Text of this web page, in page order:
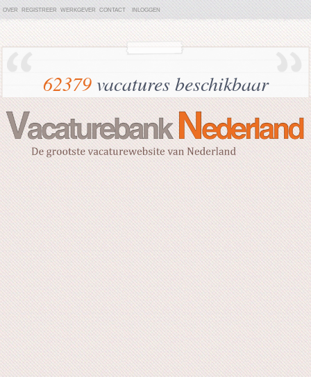
OVER REGISTREER WERKGEVER CONTACT INLOGGEN
62379vacatures beschikbaar